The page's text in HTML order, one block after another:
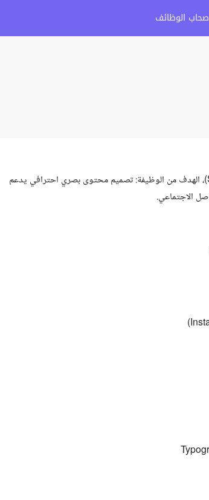
الوظائف
نبحث عن مصمم جرافيك – سوشيال ميديا (Social Media Graphic Designer)، الهدف من الوظيفة: تصميم محتوى بصري احترافي يدعم
الاجتماعي.